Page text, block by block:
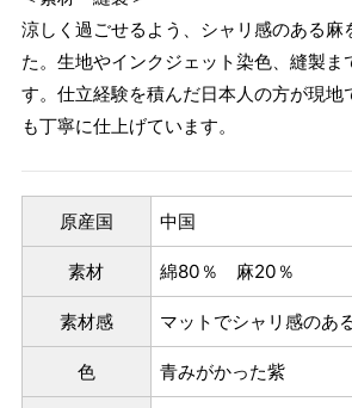
涼しく過ごせるよう、シャリ感のある麻
た。生地やインクジェット染色、縫製ま
す。仕立経験を積んだ日本人の方が現地
も丁寧に仕上げています。
原産国 中国
素材 綿80％ 麻20％
素材感 マットでシャリ感のあ
色 青みがかった紫